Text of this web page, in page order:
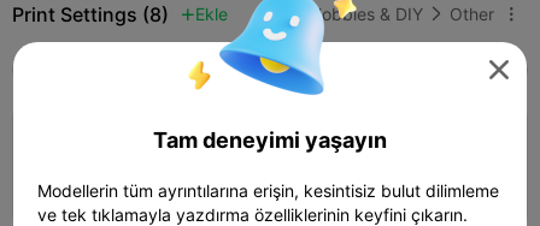
Print Settings (8)  Ekle Hobbies & DIY  Other 
K2 Plus K2 Pro
0.16mm layer, 2 walls, 8% infill
 59m 13s  1 plates  23.89g

Tam deneyimi yaşayın
Modellerin tüm ayrıntılarına erişin, kesintisiz bulut dilimleme
ve tek tıklamayla yazdırma özelliklerinin keyfini çıkarın.